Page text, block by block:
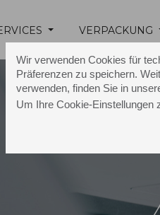
Wir verwenden Cookies für
Präferenzen zu speichern.
verwenden, finden Sie in
Um Ihre Cookie-Einstellungen
VERPACKUNG